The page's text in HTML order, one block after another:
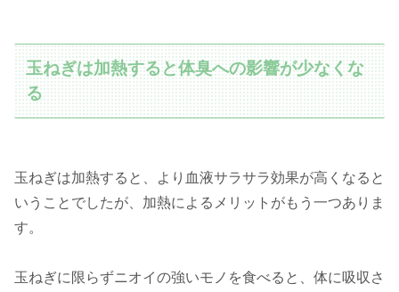
玉ねぎは加熱すると体臭への影響が少なくな
る
玉ねぎは加熱すると、より血液サラサラ効果が高くなると
いうことでしたが、加熱によるメリットがもう一つありま
す。
玉ねぎに限らずニオイの強いモノを食べると、体に吸収さ